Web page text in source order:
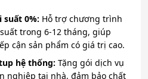
suất 0%: Hỗ trợ chương trình
trong 6-12 tháng, giúp
cận sản phẩm có giá trị cao.
hệ thống: Tặng gói dịch vụ
nghiệp tại nhà, đảm bảo chất